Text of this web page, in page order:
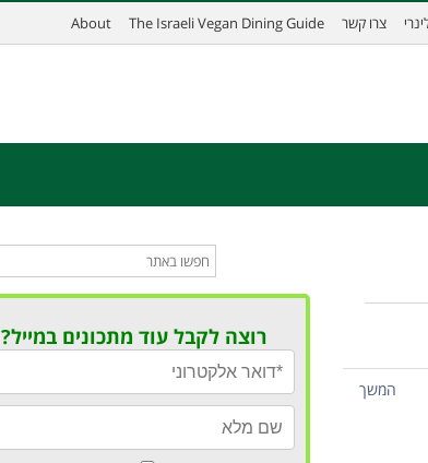
צרו קשר The Israeli Vegan Dining Guide
About
המשך
רוצה לקבל עוד מתכונים במייל?